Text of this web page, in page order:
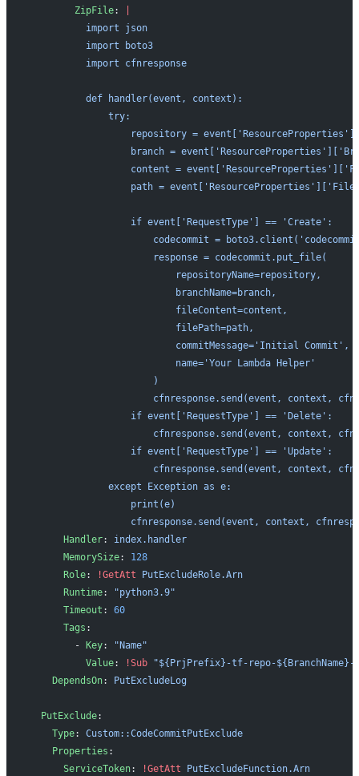
        ZipFile
:
          import json
          import boto3
          import cfnresponse
          def handler(event, context):
              try:
repository =
branch =
content =
path =
                  if event['RequestType'] == 'Create':
codecommit =
                      response = codecommit.put_file(
                          repositoryName=repository,
                          branchName=branch,
                          fileContent=content,
                          filePath=path,
                          commitMessage='Initial Commit',
                          name='Your Lambda Helper'
                      )
cfnresponse.send(event, context,
                  if event['RequestType'] == 'Delete':
cfnresponse.send(event, context,
                  if event['RequestType'] == 'Update':
cfnresponse.send(event, context,
              except Exception as e:
                  print(e)
cfnresponse.send(event, context,
      Handler
: index.handler
      MemorySize
: 128
      Role
: !GetAtt PutExcludeRole.Arn
      Runtime
:
"python3.9"
      Timeout
: 60
      Tags
:
        -
Key:
"Name"
          Value
: !Sub "${PrjPrefix}-tf-repo-${BranchName}-
    DependsOn
: PutExcludeLog
  PutExclude
:
    Type
: Custom::CodeCommitPutExclude
    Properties
:
      ServiceToken
: !GetAtt PutExcludeFunction.Arn